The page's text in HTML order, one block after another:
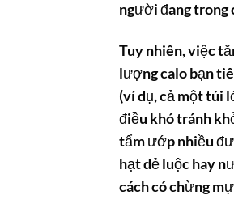
người đang trong
Tuy nhiên, việc
lượng calo bạn
(ví dụ, cả một túi
điều khó tránh
tẩm ướp nhiều
hạt dẻ luộc hay
cách có chừng